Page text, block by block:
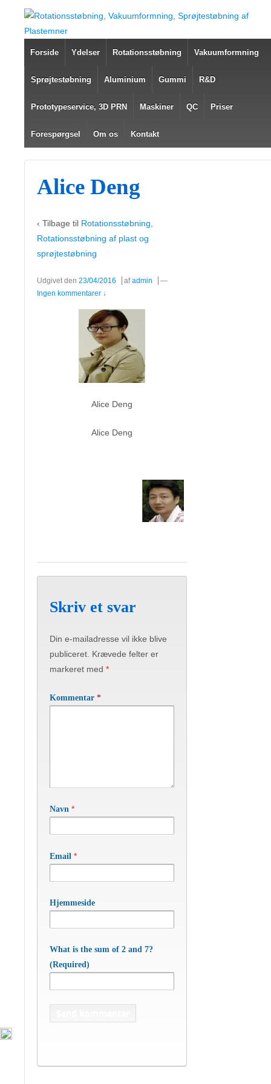
Forside Ydelser Rotationsstøbning Vakuumformning
Sprøjtestøbning Aluminium Gummi R&D
Prototypeservice, 3D PRN Maskiner QC Priser
Forespørgsel Om os Kontakt
Alice Deng
‹ Tilbage til Rotationsstøbning,
Rotationsstøbning af plast og
sprøjtestøbning
Udgivet den 23/04/2016 afadmin
—
Ingen kommentarer ↓
Alice Deng
Alice Deng
Skriv et svar
Din e-mailadresse vil ikke blive
publiceret. Krævede felter er
markeret med *
Kommentar *
Navn *
Email *
Hjemmeside
What is the sum of 2 and 7?
(Required)